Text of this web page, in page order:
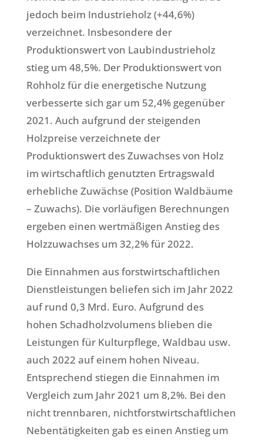
jedoch beim Industrieholz (+44,6%)
verzeichnet. Insbesondere der
Produktionswert von Laubindustrieholz
stieg um 48,5%. Der Produktionswert von
Rohholz für die energetische Nutzung
verbesserte sich gar um 52,4% gegenüber
2021. Auch aufgrund der steigenden
Holzpreise verzeichnete der
Produktionswert des Zuwachses von Holz
im wirtschaftlich genutzten Ertragswald
erhebliche Zuwächse (Position Waldbäume
– Zuwachs). Die vorläufigen Berechnungen
ergeben einen wertmäßigen Anstieg des
Holzzuwachses um 32,2% für 2022.
Die Einnahmen aus forstwirtschaftlichen
Dienstleistungen beliefen sich im Jahr 2022
auf rund 0,3 Mrd. Euro. Aufgrund des
hohen Schadholzvolumens blieben die
Leistungen für Kulturpflege, Waldbau usw.
auch 2022 auf einem hohen Niveau.
Entsprechend stiegen die Einnahmen im
Vergleich zum Jahr 2021 um 8,2%. Bei den
nicht trennbaren, nichtforstwirtschaftlichen
Nebentätigkeiten gab es einen Anstieg um